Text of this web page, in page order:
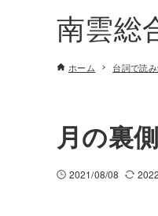
南雲総
ホーム 台詞で読み
月の裏
2021/08/08